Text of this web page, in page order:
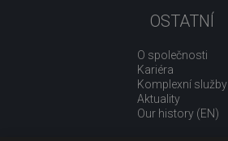
OSTATNÍ
O společnosti
Kariéra
Komplexní služby
Aktuality
Our history (EN)